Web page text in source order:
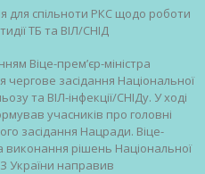
для спільноти РКС щодо роботи
ТБ та ВІЛ/СНІД
Віце-прем’єр-міністра
чергове засідання Національної
та ВІЛ-інфекції/СНІДу. У ході
учасників про головні
засідання Нацради. Віце-
виконання рішень Національної
України направив